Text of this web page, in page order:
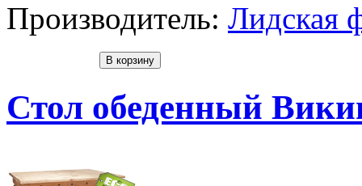
Производитель: Лидская
Стол обеденный